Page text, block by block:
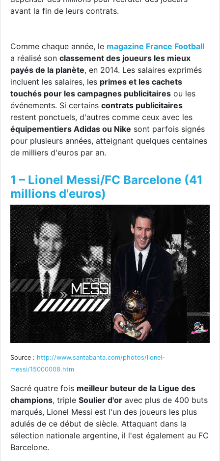
avant la fin de leurs contrats.
Comme chaque année, le magazine France Football
a réalisé son classement des joueurs les mieux
payés de la planète, en 2014. Les salaires exprimés
incluent les salaires, les primes et les cachets
touchés pour les campagnes publicitaires ou les
événements. Si certains contrats publicitaires
restent ponctuels, d'autres comme ceux avec les
équipementiers Adidas ou Nike sont parfois signés
pour plusieurs années, atteignant quelques centaines
de milliers d'euros par an.
1 – Lionel Messi/FC Barcelone (41
millions d'euros)
Source : http://www.santabanta.com/photos/lionel-
messi/15000008.htm
Sacré quatre fois meilleur buteur de la Ligue des
champions, triple Soulier d'or avec plus de 400 buts
marqués, Lionel Messi est l'un des joueurs les plus
adulés de ce début de siècle. Attaquant dans la
sélection nationale argentine, il l'est également au FC
Barcelone.